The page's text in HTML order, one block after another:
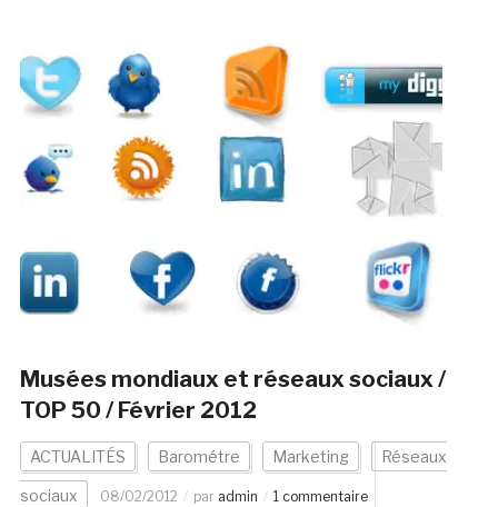
Musées mondiaux et réseaux sociaux /
TOP 50 / Février 2012
ACTUALITÉS Barométre Marketing Réseaux
sociaux 08/02/2012 par admin 1 commentaire